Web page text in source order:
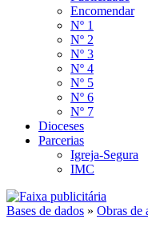
Encomendar
Nº 1
Nº 2
Nº 3
Nº 4
Nº 5
Nº 6
Nº 7
Dioceses
Parcerias
Igreja-Segura
IMC
Bases de dados » Obras de